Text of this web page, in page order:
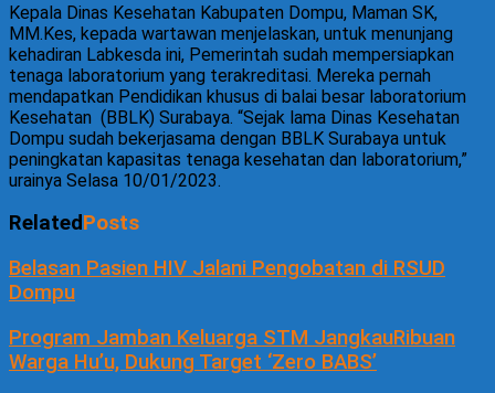
Kepala Dinas Kesehatan Kabupaten Dompu, Maman SK,
MM.Kes, kepada wartawan menjelaskan, untuk menunjang
kehadiran Labkesda ini, Pemerintah sudah mempersiapkan
tenaga laboratorium yang terakreditasi. Mereka pernah
mendapatkan Pendidikan khusus di balai besar laboratorium
Kesehatan (BBLK) Surabaya. “Sejak lama Dinas Kesehatan
Dompu sudah bekerjasama dengan BBLK Surabaya untuk
peningkatan kapasitas tenaga kesehatan dan laboratorium,”
urainya Selasa 10/01/2023.
RelatedPosts
Belasan Pasien HIV Jalani Pengobatan di RSUD
Dompu
Program Jamban Keluarga STM JangkauRibuan
Warga Hu’u, Dukung Target ‘Zero BABS’